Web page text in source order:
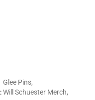
:
Glee Pins,
Will Schuester Merch,